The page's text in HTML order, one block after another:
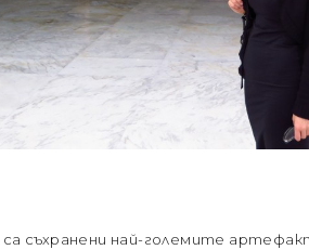
са съхранени най-големите